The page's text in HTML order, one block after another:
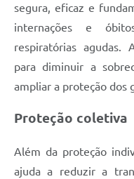
segura, eficaz e
internações e
respiratórias agudas.
para diminuir a
ampliar a proteção dos
Proteção coletiva
Além da proteção
ajuda a reduzir a